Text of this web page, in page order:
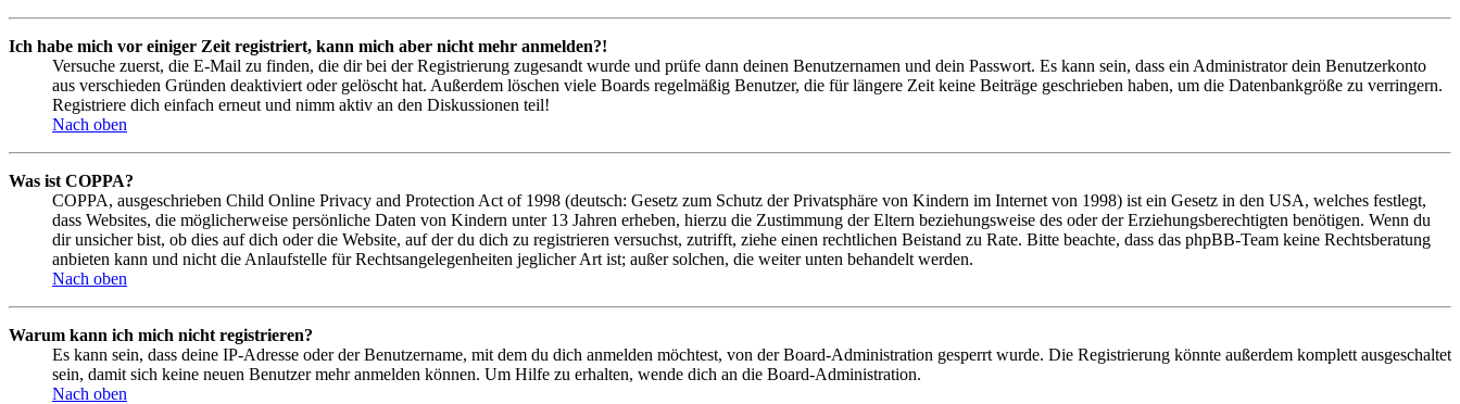
Ich habe mich vor einiger Zeit registriert, kann mich aber nicht mehr anmelden?!
Versuche zuerst, die E-Mail zu finden, die dir bei der Registrierung zugesandt wurde und prüfe dann deinen Benutzernamen und dein Passwort. Es kann sein, dass ein Administrator dein Benutzerkonto
aus verschieden Gründen deaktiviert oder gelöscht hat. Außerdem löschen viele Boards regelmäßig Benutzer, die für längere Zeit keine Beiträge geschrieben haben, um die Datenbankgröße zu verringern.
Registriere dich einfach erneut und nimm aktiv an den Diskussionen teil!
Nach oben
Was ist COPPA?
COPPA, ausgeschrieben Child Online Privacy and Protection Act of 1998 (deutsch: Gesetz zum Schutz der Privatsphäre von Kindern im Internet von 1998) ist ein Gesetz in den USA, welches festlegt,
dass Websites, die möglicherweise persönliche Daten von Kindern unter 13 Jahren erheben, hierzu die Zustimmung der Eltern beziehungsweise des oder der Erziehungsberechtigten benötigen. Wenn du
dir unsicher bist, ob dies auf dich oder die Website, auf der du dich zu registrieren versuchst, zutrifft, ziehe einen rechtlichen Beistand zu Rate. Bitte beachte, dass das phpBB-Team keine Rechtsberatung
anbieten kann und nicht die Anlaufstelle für Rechtsangelegenheiten jeglicher Art ist; außer solchen, die weiter unten behandelt werden.
Nach oben
Warum kann ich mich nicht registrieren?
Es kann sein, dass deine IP-Adresse oder der Benutzername, mit dem du dich anmelden möchtest, von der Board-Administration gesperrt wurde. Die Registrierung könnte außerdem komplett ausgeschaltet
sein, damit sich keine neuen Benutzer mehr anmelden können. Um Hilfe zu erhalten, wende dich an die Board-Administration.
Nach oben